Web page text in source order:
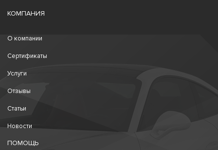
КОМПАНИЯ
О компании
Сертификаты
Услуги
Отзывы
Статьи
Новости
ПОМОЩЬ